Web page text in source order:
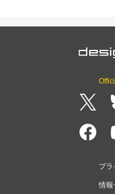
プラ
情報